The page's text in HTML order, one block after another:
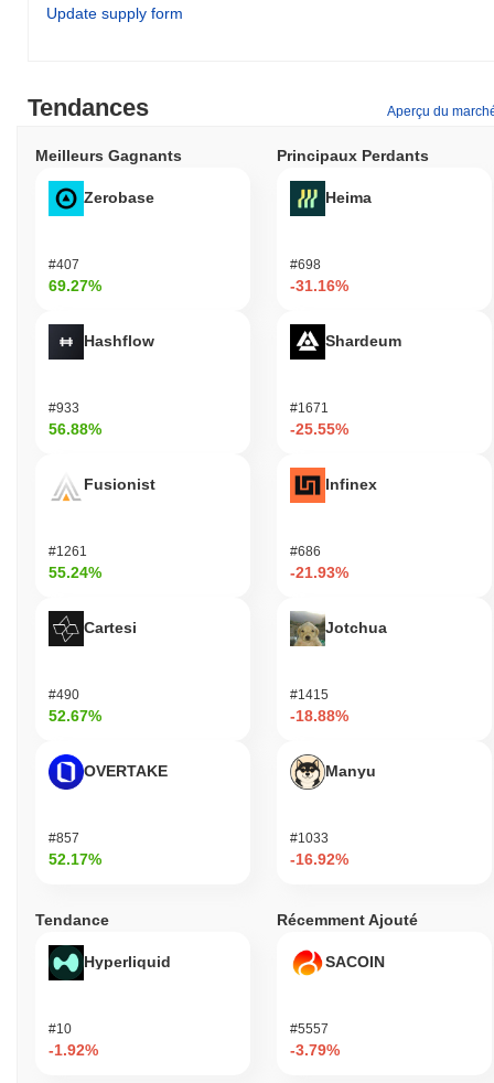
Update supply form
Tendances Aperçu du
Meilleurs Gagnants
Zerobase
#407
69.27%
Hashflow
#933
56.88%
Fusionist
#1261
55.24%
Cartesi
#490
52.67%
OVERTAKE
#857
52.17%
Principaux Perdants
Heima
#698
-31.16%
Shardeum
#1671
-25.55%
Infinex
#686
-21.93%
Jotchua
#1415
-18.88%
Manyu
#1033
-16.92%
Tendance
Hyperliquid
#10
-1.92%
Récemment Ajouté
SACOIN
#5557
-3.79%